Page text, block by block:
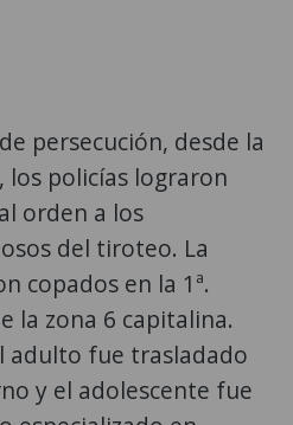
persecución, desde la
los policías lograron
orden a los
del tiroteo. La
copados en la 1ª.
la zona 6 capitalina.
adulto fue trasladado
y el adolescente fue